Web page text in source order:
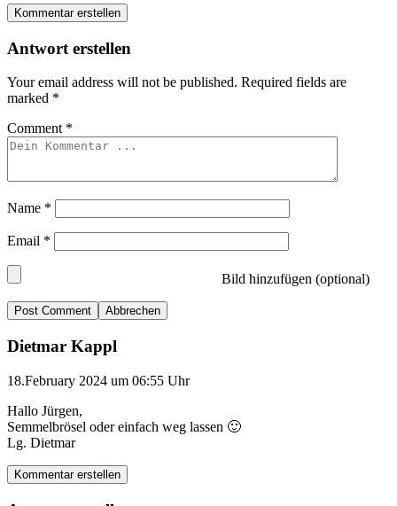
Kommentar erstellen
Antwort erstellen
Your email address will not be published. Required fields are
marked *
Comment *
Name *
Email *
Bild hinzufügen (optional)
Abbrechen
Dietmar Kappl
18.February 2024 um 06:55 Uhr
Hallo Jürgen,
Semmelbrösel oder einfach weg lassen 🙂
Lg. Dietmar
Kommentar erstellen